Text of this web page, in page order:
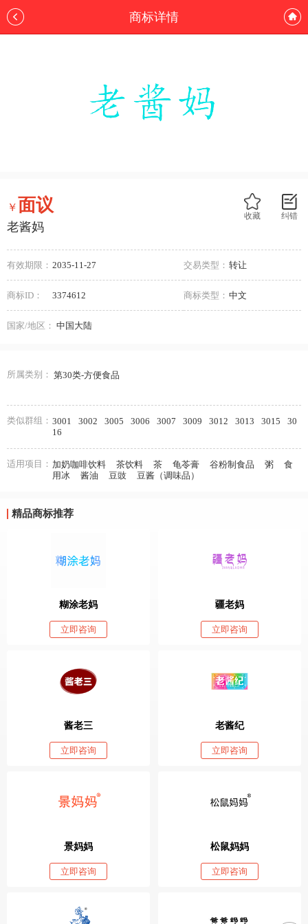
商标详情
纠错
收藏
￥面议
老酱妈
有效期限： 2035-11-27 交易类型： 转让
商标ID： 3374612 商标类型： 中文
国家/地区： 中国大陆
所属类别： 第30类-方便食品
类似群组： 3001 3002 3005 3006 3007 3009 3012 3013 3015
30
16
适用项目： 加奶咖啡饮料 茶饮料 茶 龟苓膏 谷粉制食品 粥
食
用冰
酱油 豆豉 豆酱（调味品）
精品商标推荐
糊涂老妈
立即咨询
疆老妈
立即咨询
酱老三
立即咨询
老酱纪
立即咨询
景妈妈
立即咨询
松鼠妈妈
立即咨询